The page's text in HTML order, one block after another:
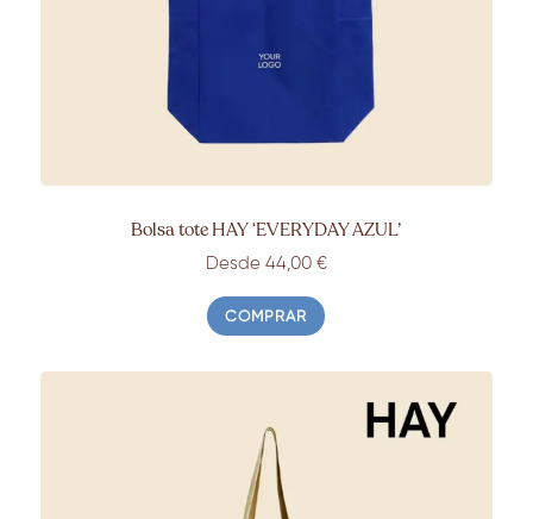
Bolsa tote HAY ‘EVERYDAY AZUL’
Desde 44,00 €
COMPRAR